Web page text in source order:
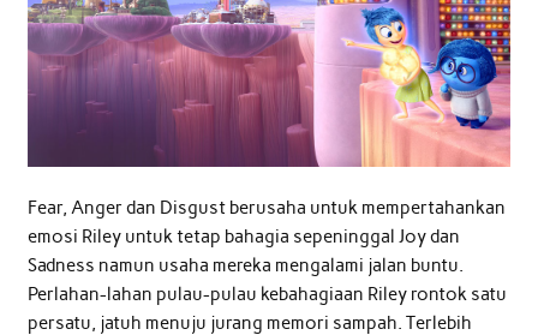
Fear, Anger dan Disgust berusaha untuk mempertahankan
emosi Riley untuk tetap bahagia sepeninggal Joy dan
Sadness namun usaha mereka mengalami jalan buntu.
Perlahan-lahan pulau-pulau kebahagiaan Riley rontok satu
persatu, jatuh menuju jurang memori sampah. Terlebih